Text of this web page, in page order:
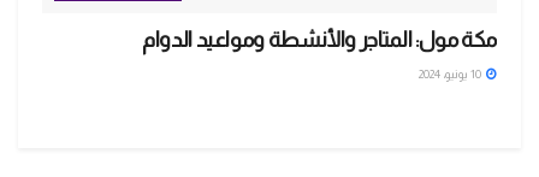
مكة مول: المتاجر والأنشطة ومواعيد الدوام